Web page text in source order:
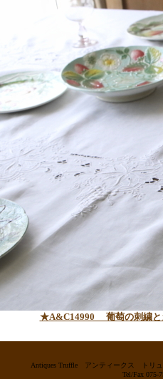
★A&C14990 葡萄の刺繍と
Antiques Truffle アンティークス ト
Tel/Fax